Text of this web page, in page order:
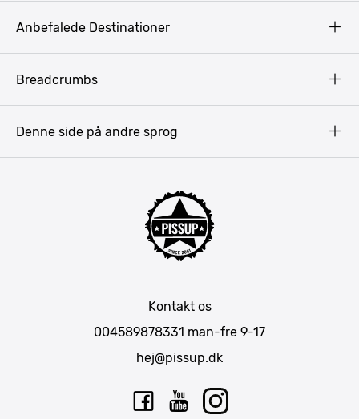
Anbefalede Destinationer
Breadcrumbs
Kontakt os
004589878331 man-fre 9-17
hej@pissup.dk
Denne side på andre sprog